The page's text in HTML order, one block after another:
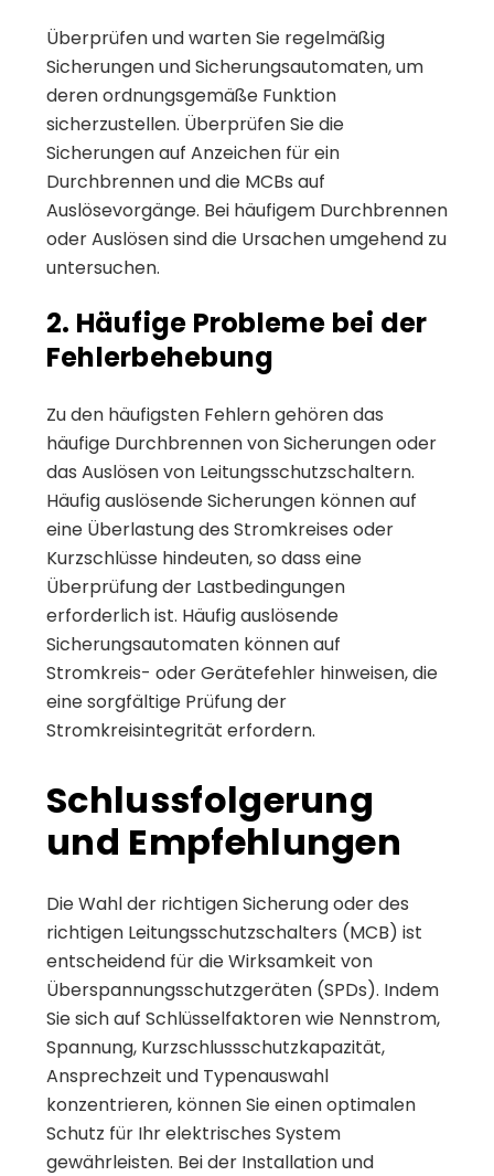
Überprüfen und warten Sie regelmäßig
Sicherungen und Sicherungsautomaten, um
deren ordnungsgemäße Funktion
sicherzustellen. Überprüfen Sie die
Sicherungen auf Anzeichen für ein
Durchbrennen und die MCBs auf
Auslösevorgänge. Bei häufigem Durchbrennen
oder Auslösen sind die Ursachen umgehend zu
untersuchen.
2. Häufige Probleme bei der
Fehlerbehebung
Zu den häufigsten Fehlern gehören das
häufige Durchbrennen von Sicherungen oder
das Auslösen von Leitungsschutzschaltern.
Häufig auslösende Sicherungen können auf
eine Überlastung des Stromkreises oder
Kurzschlüsse hindeuten, so dass eine
Überprüfung der Lastbedingungen
erforderlich ist. Häufig auslösende
Sicherungsautomaten können auf
Stromkreis- oder Gerätefehler hinweisen, die
eine sorgfältige Prüfung der
Stromkreisintegrität erfordern.
Schlussfolgerung
und Empfehlungen
Die Wahl der richtigen Sicherung oder des
richtigen Leitungsschutzschalters (MCB) ist
entscheidend für die Wirksamkeit von
Überspannungsschutzgeräten (SPDs). Indem
Sie sich auf Schlüsselfaktoren wie Nennstrom,
Spannung, Kurzschlussschutzkapazität,
Ansprechzeit und Typenauswahl
konzentrieren, können Sie einen optimalen
Schutz für Ihr elektrisches System
gewährleisten. Bei der Installation und